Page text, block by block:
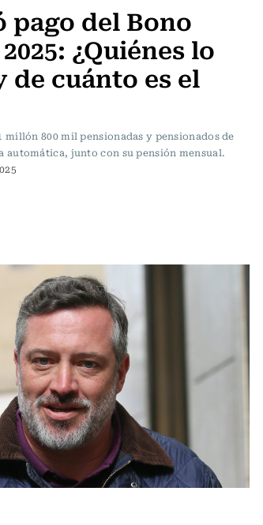
pago del Bono
¿Quiénes lo
de cuánto es el
millón 800 mil pensionadas y pensionados de
automática, junto con su pensión mensual.